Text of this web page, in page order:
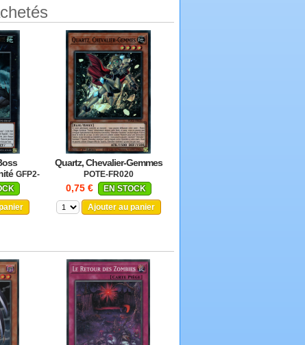
GFP2-
Quartz, Chevalier-Gemmes
POTE-FR020
0,75 €
EN STOCK
Ajouter au panier